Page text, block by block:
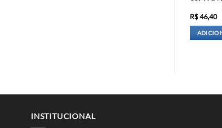
R$46,40
INSTITUCIONAL